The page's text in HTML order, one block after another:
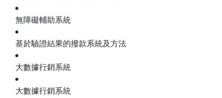
無障礙輔助系統
基於驗證結果的撥款系統及方法
大數據行銷系統
大數據行銷系統